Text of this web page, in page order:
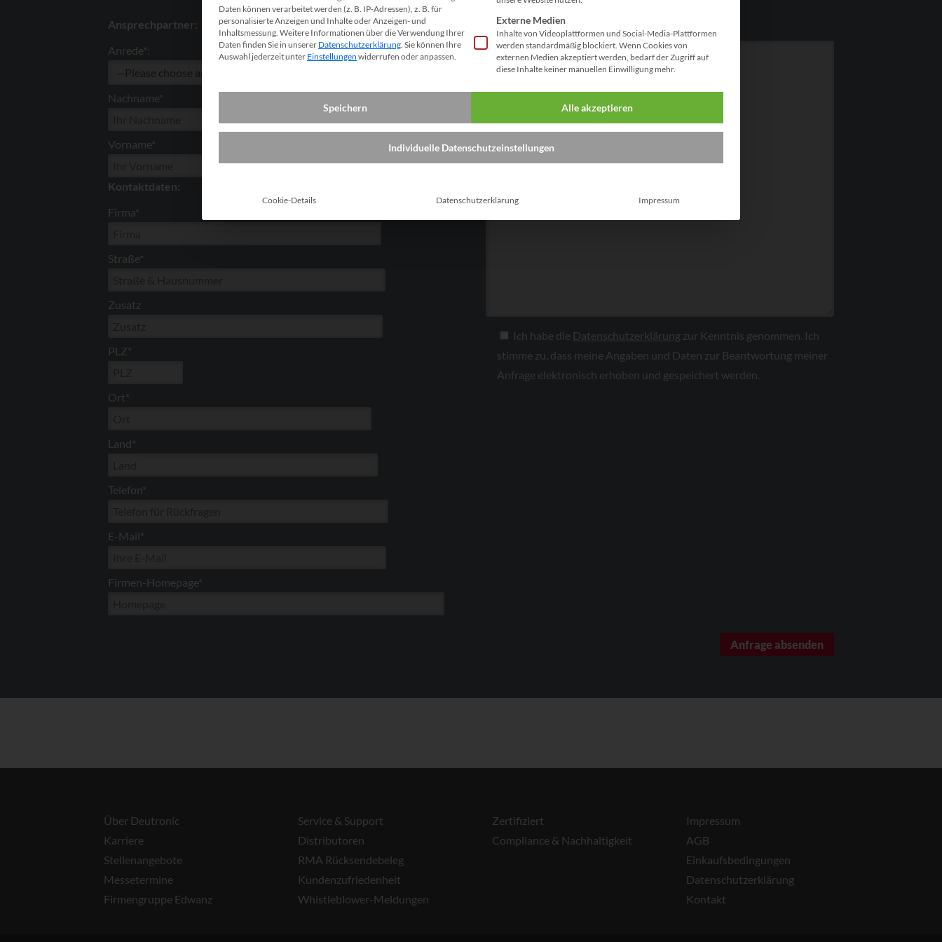
Ansprechpartner:
Anrede*:
Nachname*
Vorname*
Kontaktdaten:
Firma*
Straße*
Zusatz
PLZ*
Ort*
Land*
Telefon*
E-Mail*
Firmen-Homepage*
Nachricht:
Ich habe die Datenschutzerklärungzur Kenntnis genommen. Ich
stimme zu, dass meine Angaben und Daten zur Beantwortung meiner
Anfrage elektronisch erhoben und gespeichert werden.
Über Deutronic
Karriere
Stellenangebote
Messetermine
Firmengruppe Edwanz
Service & Support
Distributoren
RMA Rücksendebeleg
Kundenzufriedenheit
Whistleblower-Meldungen
Zertifiziert
Compliance & Nachhaltigkeit
Impressum
AGB
Einkaufsbedingungen
Datenschutzerklärung
Kontakt
Daten können verarbeitet werden (z. B. IP-Adressen), z. B. für
personalisierte Anzeigen und Inhalte oder Anzeigen- und
Inhaltsmessung. Weitere Informationen über die Verwendung Ihrer
Daten finden Sie in unserer Datenschutzerklärung. Sie können Ihre
Auswahl jederzeit unter Einstellungen widerrufen oder anpassen.
Externe Medien
Inhalte von Videoplattformen und Social-Media-Plattformen
werden standardmäßig blockiert. Wenn Cookies von
externen Medien akzeptiert werden, bedarf der Zugriff auf
diese Inhalte keiner manuellen Einwilligung mehr.
Speichern Alle akzeptieren
Individuelle Datenschutzeinstellungen
Cookie-Details Datenschutzerklärung Impressum